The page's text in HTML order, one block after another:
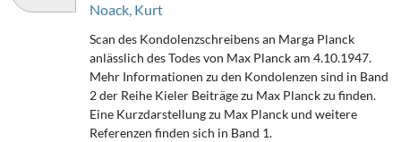
Noack, Kurt
Scan des Kondolenzschreibens an Marga Planck
anlässlich des Todes von Max Planck am 4.10.1947.
Mehr Informationen zu den Kondolenzen sind in Band
2 der Reihe Kieler Beiträge zu Max Planck zu finden.
Eine Kurzdarstellung zu Max Planck und weitere
Referenzen finden sich in Band 1.